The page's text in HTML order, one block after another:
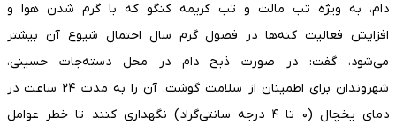
دام، به ویژه تب مالت و تب کریمه کنگو که با گرم شدن هوا و
افزایش فعالیت کنه‌ها در فصول گرم سال احتمال شیوع آن بیشتر
می‌شود، گفت: در صورت ذبح دام در محل دسته‌جات حسینی،
شهروندان برای اطمینان از سلامت گوشت، آن را به مدت ۲۴ ساعت در
دمای یخچال (۰ تا ۴ درجه سانتی‌گراد) نگهداری کنند تا خطر عوامل